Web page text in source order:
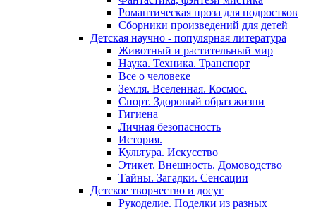
Романтическая проза для подростков
Сборники произведений для детей
Детская научно - популярная литература
Животный и растительный мир
Наука. Техника. Транспорт
Все о человеке
Земля. Вселенная. Космос.
Спорт. Здоровый образ жизни
Гигиена
Личная безопасность
История.
Культура. Искусство
Этикет. Внешность. Домоводство
Тайны. Загадки. Сенсации
Детское творчество и досуг
Рукоделие. Поделки из разных